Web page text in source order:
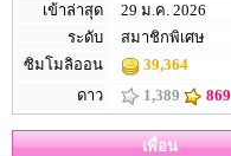
เข้าล่าสุด
29 ม.ค. 2026
ระดับ
สมาชิกพิเศษ
ซิมโมลิออน
39,364
ดาว
1,389 869
เพื่อน